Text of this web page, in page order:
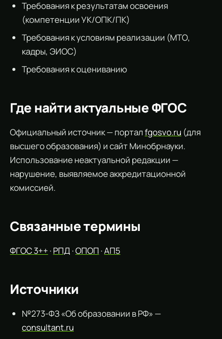
Требования к результатам освоения
(компетенции УК/ОПК/ПК)
Требования к условиям реализации (МТО,
кадры, ЭИОС)
Требования к оцениванию
Где найти актуальные ФГОС
Официальный источник — порталfgosvo.ru (для
высшего образования) и сайт Минобрнауки.
Использование неактуальной редакции —
нарушение, выявляемое аккредитационной
комиссией.
Связанные термины
ФГОС 3++ · РПД ·ОПОП ·АП5
Источники
№273-ФЗ «Об образовании в РФ» —
consultant.ru